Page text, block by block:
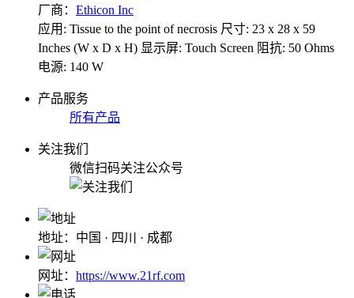
厂商： Ethicon Inc
应用: Tissue to the point of necrosis 尺寸: 23 x 28 x 59
Inches (W x D x H) 显示屏: Touch Screen 阻抗: 50 Ohms
电源: 140 W
产品服务
所有产品
关注我们
微信扫码关注公众号
地址：中国 · 四川 · 成都
网址： https://www.21rf.com